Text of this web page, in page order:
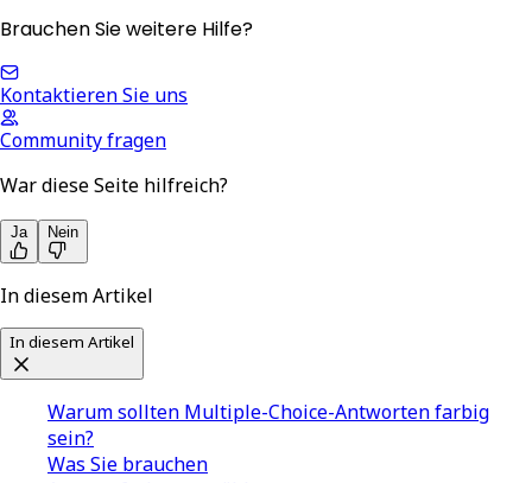
Brauchen Sie weitere Hilfe?
Kontaktieren Sie uns
Community fragen
War diese Seite hilfreich?
Ja Nein
In diesem Artikel
In diesem Artikel
Warum sollten Multiple-Choice-Antworten farbig
sein?
Was Sie brauchen